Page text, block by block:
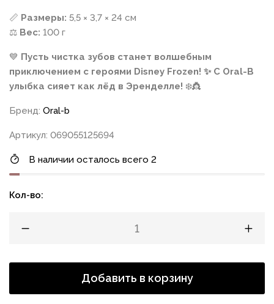
📏 Размеры: 5,5 × 3,7 × 24 см
⚖️ Вес: 100 г
💙 Пусть чистка зубов станет волшебным
приключением с героями Disney Frozen! ✨ С Oral-B
улыбка сияет как лёд в Эренделле! ❄️👸
Бренд: Oral-b
Артикул: 069055125694
В наличии осталось всего 2
Кол-во:
Добавить в корзину